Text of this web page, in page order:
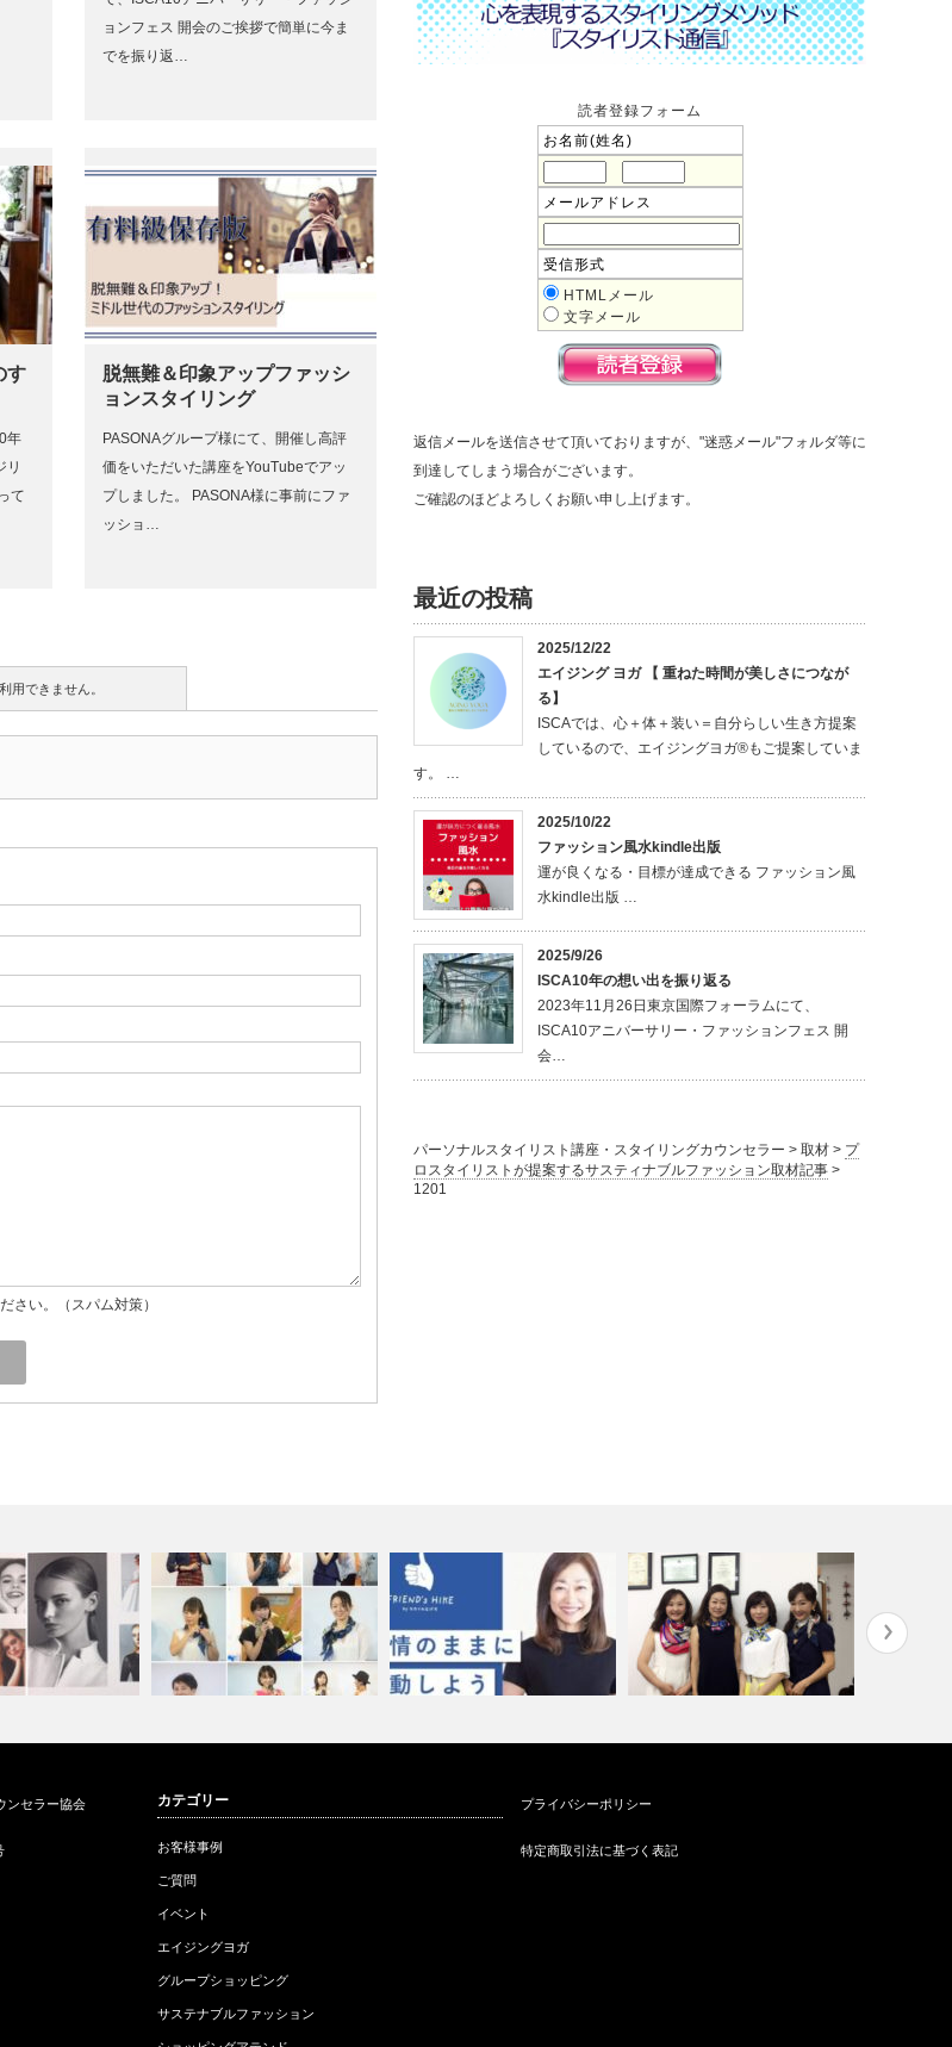
ョンフェス 開会のご挨拶で簡単に今ま
でを振り返…
す
年
リ
て
脱無難＆印象アップファッシ
ョンスタイリング
PASONAグループ様にて、開催し高評
価をいただいた講座をYouTubeでアッ
プしました。 PASONA様に事前にファ
ッショ…
用できません。
さい。（スパム対策）
読者登録フォーム
お名前(姓名)
メールアドレス
受信形式
HTMLメール
文字メール
返信メールを送信させて頂いておりますが、"迷惑メール"フォルダ等に
到達してしまう場合がございます。
ご確認のほどよろしくお願い申し上げます。
最近の投稿
2025/12/22
エイジング ヨガ 【 重ねた時間が美しさにつなが
る】
ISCAでは、心＋体＋装い＝自分らしい生き方提案
しているので、エイジングヨガ®もご提案していま
す。 …
2025/10/22
ファッション風水kindle出版
運が良くなる・目標が達成できる ファッション風
水kindle出版 …
2025/9/26
ISCA10年の想い出を振り返る
2023年11月26日東京国際フォーラムにて、
ISCA10アニバーサリー・ファッションフェス 開
会…
パーソナルスタイリスト講座・スタイリングカウンセラー > 取材 > プ
ロスタイリストが提案するサスティナブルファッション取材記事 >
1201
関西チーム…
FRIEND’s HIKE出…
ア
ンセラー協会 カテゴリー
お客様事例
ご質問
イベント
エイジングヨガ
グループショッピング
サステナブルファッション
プライバシーポリシー
特定商取引法に基づく表記